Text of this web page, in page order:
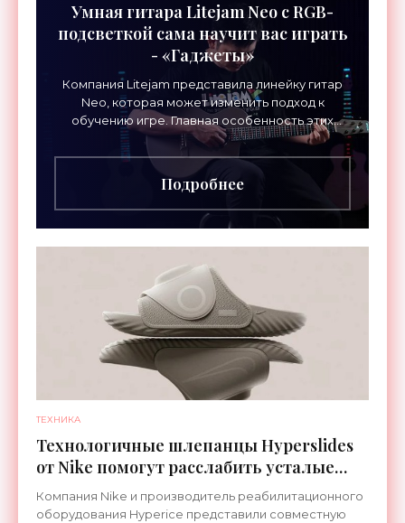
Умная гитара Litejam Neo с RGB-
подсветкой сама научит вас играть
- «Гаджеты»
Компания Litejam представила линейку гитар
Neo, которая может изменить подход к
обучению игре. Главная особенность этих
инструментов – встроенная RGB-подсветка
грифа. Светодиоды
Подробнее
ТЕХНИКА
Технологичные шлепанцы Hyperslides
от Nike помогут расслабить усталые
ноги после тренировки - «Гаджеты»
Компания Nike и производитель реабилитационного
оборудования Hyperice представили совместную